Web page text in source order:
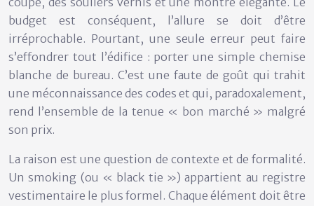
budget est conséquent, l’allure se doit d’être
irréprochable. Pourtant, une seule erreur peut faire
s’effondrer tout l’édifice : porter une simple chemise
blanche de bureau. C’est une faute de goût qui trahit
une méconnaissance des codes et qui, paradoxalement,
rend l’ensemble de la tenue « bon marché » malgré
son prix.
La raison est une question de contexte et de formalité.
Un smoking (ou « black tie ») appartient au registre
vestimentaire le plus formel. Chaque élément doit être